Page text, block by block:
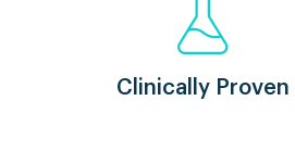
Clinically Proven